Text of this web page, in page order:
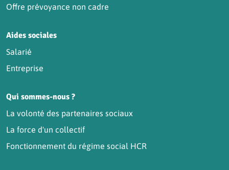
Offre prévoyance non cadre
Aides sociales
Salarié
Entreprise
Qui sommes-nous ?
La volonté des partenaires sociaux
La force d'un collectif
Fonctionnement du régime social HCR